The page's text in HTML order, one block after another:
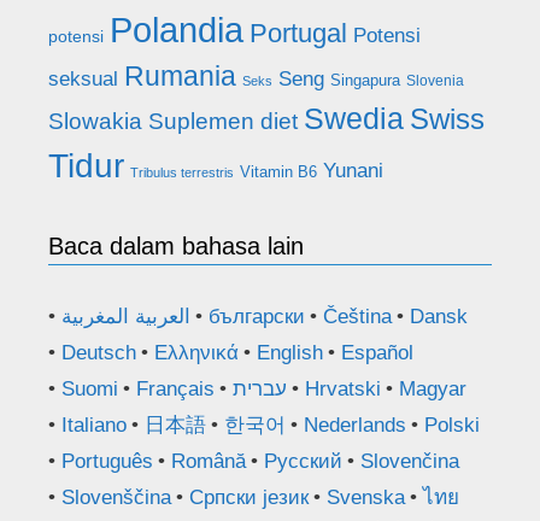
potensi Polandia Portugal Potensi
seksual Rumania Seks Seng Singapura Slovenia
Slowakia Suplemen diet Swedia Swiss
Tidur Tribulus terrestris Vitamin B6 Yunani
Baca dalam bahasa lain
العربية المغربية български Čeština
Dansk
Deutsch
Ελληνικά English
Español
Suomi
Français עברית Hrvatski
Magyar
Italiano
日本語 한국어 Nederlands
Polski
Português
Română Русский
Slovenčina
Slovenščina
Српски језик Svenska
ไทย